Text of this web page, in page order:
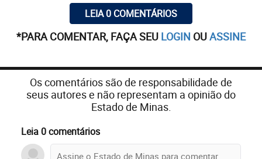
LEIA 0 COMENTÁRIOS
*PARA COMENTAR, FAÇA SEU LOGIN OUASSINE
Os comentários são de responsabilidade de
seus autores e não representam a opinião do
Estado de Minas.
Leia 0 comentários